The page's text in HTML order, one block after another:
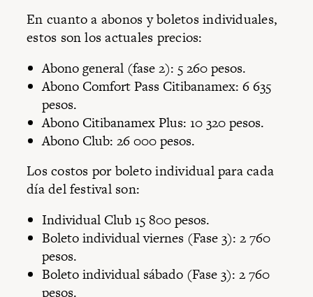
En cuanto a abonos y boletos individuales,
estos son los actuales precios:
Abono general (fase 2): 5 260 pesos.
Abono Comfort Pass Citibanamex: 6 635
pesos.
Abono Citibanamex Plus: 10 320 pesos.
Abono Club: 26 000 pesos.
Los costos por boleto individual para cada
día del festival son:
Individual Club 15 800 pesos.
Boleto individual viernes (Fase 3): 2 760
pesos.
Boleto individual sábado (Fase 3): 2 760
pesos.